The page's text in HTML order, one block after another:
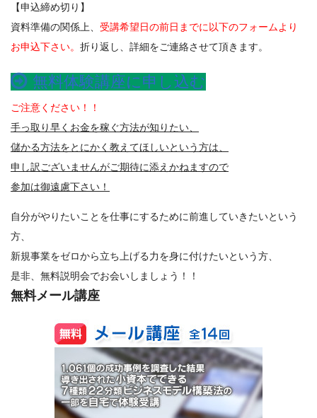
【申込締め切り】
資料準備の関係上、 受講希望日の前日までに以下のフォームより
お申込下さい。 折り返し、詳細をご連絡させて頂きます。
無料体験講座に申し込む
ご注意ください！！
手っ取り早くお金を稼ぐ方法が知りたい、
儲かる方法をとにかく教えてほしいという方は、
申し訳ございませんがご期待に添えかねますので
参加は御遠慮下さい！
自分がやりたいことを仕事にするために前進していきたいという
方、
新規事業をゼロから立ち上げる力を身に付けたいという方、
是非、無料説明会でお会いしましょう！！
無料メール講座